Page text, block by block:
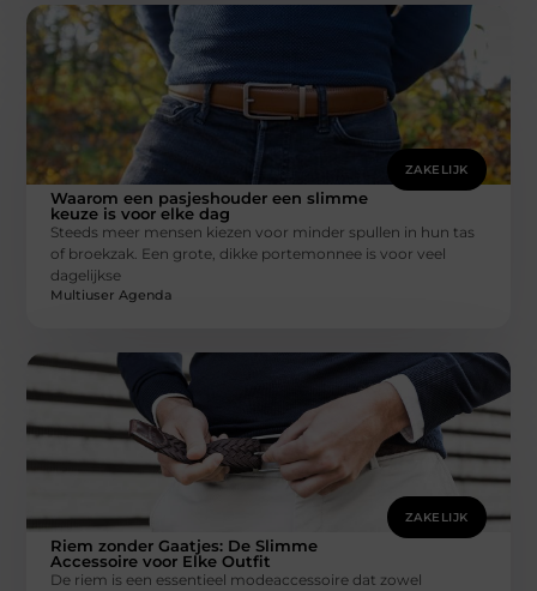
ZAKELIJK
Waarom een pasjeshouder een slimme
keuze is voor elke dag
Steeds meer mensen kiezen voor minder spullen in hun tas
of broekzak. Een grote, dikke portemonnee is voor veel
dagelijkse
Multiuser Agenda
ZAKELIJK
Riem zonder Gaatjes: De Slimme
Accessoire voor Elke Outfit
De riem is een essentieel modeaccessoire dat zowel